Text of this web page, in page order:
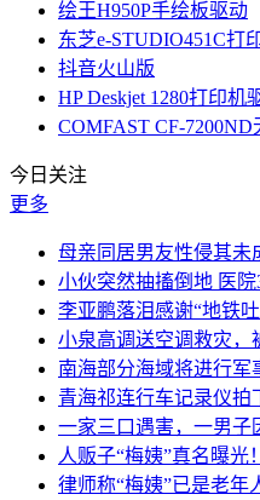
绘王H950P手绘板驱动
东芝e-STUDIO451C打
抖音火山版
HP Deskjet 1280打印机
COMFAST CF-
今日关注
更多
母亲同居男友性侵其
小伙突然抽搐倒地 医
李亚鹏落泪感谢“地铁
小泉高调送空调救灾，
南海部分海域将进行
青海祁连行车记录仪拍
一家三口遇害，一男子
人贩子“梅姨”真名曝光
律师称“梅姨”已是老年